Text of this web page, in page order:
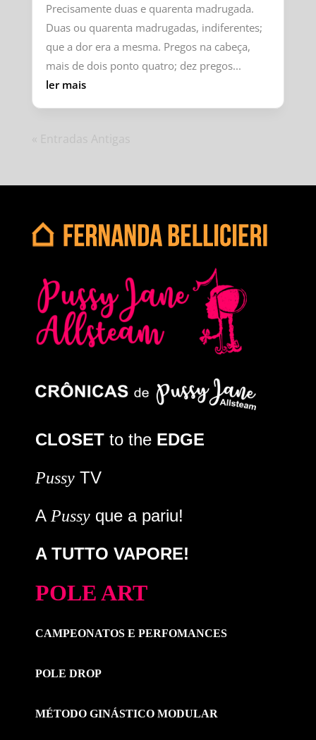
Precisamente duas e quarenta madrugada.
Duas ou quarenta madrugadas, indiferentes;
que a dor era a mesma. Pregos na cabeça,
mais de dois ponto quatro; dez pregos...
ler mais
CLOSET to the EDGE
Pussy TV
A Pussy que a pariu!
A TUTTO VAPORE!
POLE ART
CAMPEONATOS E PERFOMANCES
POLE DROP
MÉTODO GINÁSTICO MODULAR